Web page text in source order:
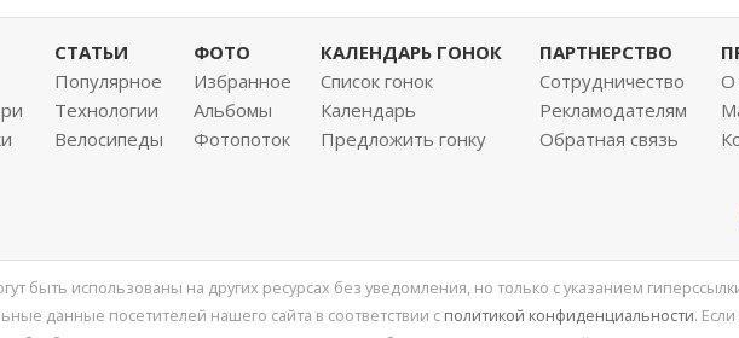
СТАТЬИ
Популярное
Технологии
Велосипеды
ФОТО
Избранное
Альбомы
Фотопоток
КАЛЕНДАРЬ ГОНОК
Список гонок
Календарь
Предложить гонку
ПАРТНЕРСТВО
Сотрудничество
Рекламодателям
Обратная связь
О
быть использованы на других ресурсах без уведомления, но только с указанием
данные посетителей нашего сайта в соответствии с политикой конфиденциальности.